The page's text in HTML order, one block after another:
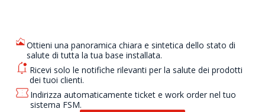
Ottieni una panoramica chiara e sintetica dello stato di
salute di tutta la tua base installata.
Ricevi solo le notifiche rilevanti per la salute dei prodotti
dei tuoi clienti.
Indirizza automaticamente ticket e work order nel tuo
sistema FSM.